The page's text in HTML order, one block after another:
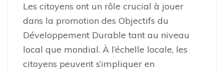
Les citoyens ont un rôle crucial à jouer
dans la promotion des Objectifs du
Développement Durable tant au niveau
local que mondial. À l’échelle locale, les
citoyens peuvent s’impliquer en